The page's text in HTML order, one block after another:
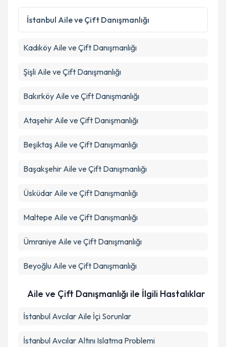
İstanbul Aile ve Çift Danışmanlığı
Kadıköy Aile ve Çift Danışmanlığı
Şişli Aile ve Çift Danışmanlığı
Bakırköy Aile ve Çift Danışmanlığı
Ataşehir Aile ve Çift Danışmanlığı
Beşiktaş Aile ve Çift Danışmanlığı
Başakşehir Aile ve Çift Danışmanlığı
Üsküdar Aile ve Çift Danışmanlığı
Maltepe Aile ve Çift Danışmanlığı
Ümraniye Aile ve Çift Danışmanlığı
Beyoğlu Aile ve Çift Danışmanlığı
Aile ve Çift Danışmanlığı ile İlgili Hastalıklar
İstanbul Avcılar Aile İçi Sorunlar
İstanbul Avcılar Altını Islatma Problemi